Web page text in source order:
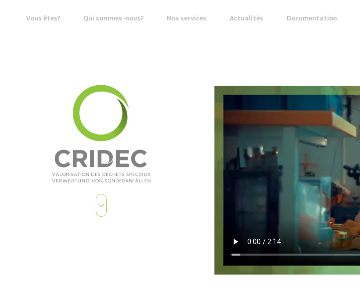
Vous êtes? Qui sommes-nous? Nos services Actualités Documentation